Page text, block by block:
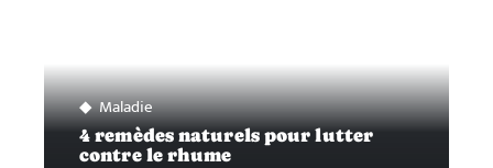
Maladie
4 remèdes naturels pour lutter
contre le rhume